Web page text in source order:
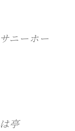
ニーホー
亭